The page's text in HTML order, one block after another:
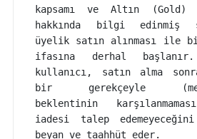
kapsamı ve Altın (Gold)
hakkında bilgi edinmiş
üyelik satın alınması ile
ifasına derhal başlanır.
kullanıcı, satın alma
bir gerekçeyle
beklentinin
iadesi talep
beyan ve taahhüt eder.